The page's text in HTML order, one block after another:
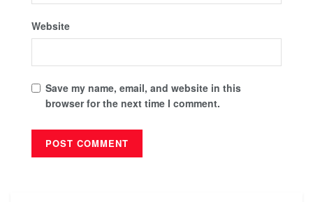
Website
Save my name, email, and website in this
browser for the next time I comment.